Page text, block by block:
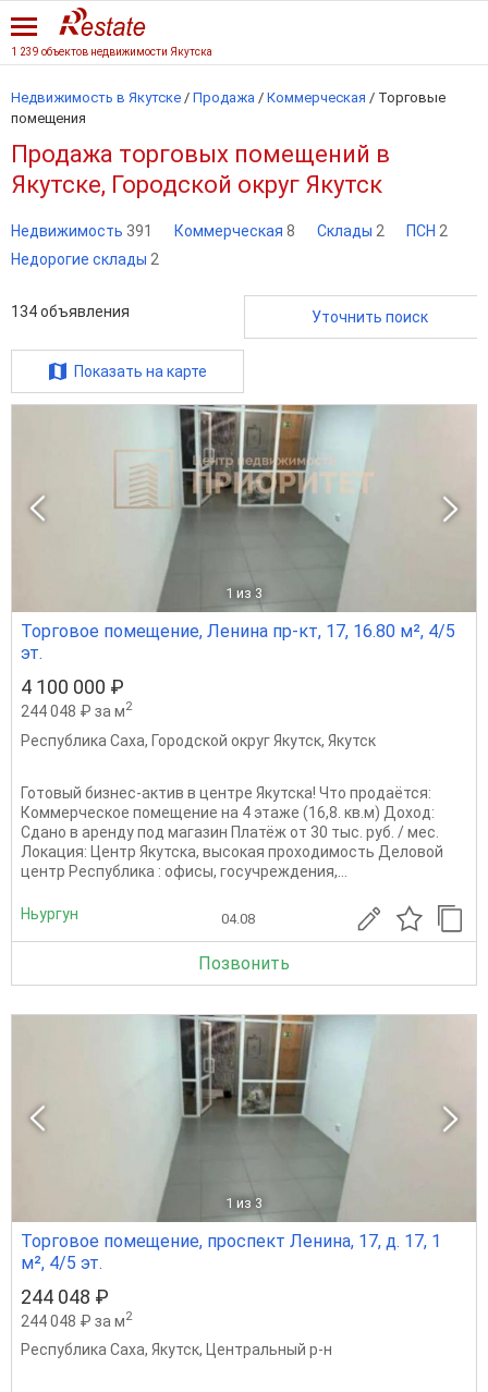
1 239 объектов недвижимости Якутска
Недвижимость в Якутске / Продажа / Коммерческая / Торговые
помещения
Продажа торговых помещений в
Якутске, Городской округ Якутск
Недвижимость 391 Коммерческая 8 Склады 2 ПСН 2
Недорогие склады 2
134объявления Уточнить поиск
Показать на карте
1 из 3
Торговое помещение, Ленина пр-кт, 17, 16.80 м², 4/5
эт.
4 100 000 ₽
244 048 ₽ за м2
Республика Саха, Городской округ Якутск, Якутск
Готовый бизнес-актив в центре Якутска! Что продаётся:
Коммерческое помещение на 4 этаже (16,8. кв.м) Доход:
Сдано в аренду под магазин Платёж от 30 тыс. руб. / мес.
Локация: Центр Якутска, высокая проходимость Деловой
центр Республика : офисы, госучреждения,...
Ньургун 04.08
Позвонить
1 из 3
Торговое помещение, проспект Ленина, 17, д. 17, 1
м², 4/5 эт.
244 048 ₽
244 048 ₽ за м2
Республика Саха, Якутск, Центральный р-н